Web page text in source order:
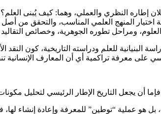
إطاره النظري والعملي، وهما: كيف يُبنى
اختيار المنهج العلمي المناسب، والتحقق من
ومراحل تطوره الجوهرية، وخصائص التقاليد
البنيانية للعلم ودراسته التاريخية، كون
على معرفة تراكمية أي أن المعارف
أن يجعل التاريخ الإطار الرئيسي لتحليل
هو عملية “توطين” للمعرفة وإعادة إنشاء